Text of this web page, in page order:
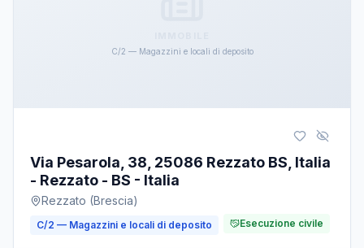
C/2 — Magazzini e locali di deposito
Via Pesarola, 38, 25086 Rezzato BS, Italia
- Rezzato - BS - Italia
Rezzato (Brescia)
C/2 — Magazzini e locali di deposito Esecuzione civile